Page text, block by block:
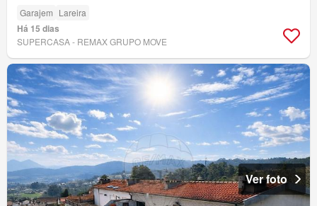
Garajem Lareira
Há 15 dias
SUPERCASA - REMAX GRUPO MOVE
Ver foto